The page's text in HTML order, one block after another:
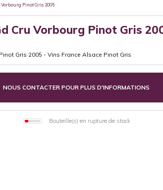
Pinot Gris 2005
Cru Vorbourg Pinot Gris
Gris 2005 - Vins France Alsace Pinot Gris
NOUS CONTACTER POUR PLUS D'INFORMATIONS
Bouteille(s) en rupture de stock